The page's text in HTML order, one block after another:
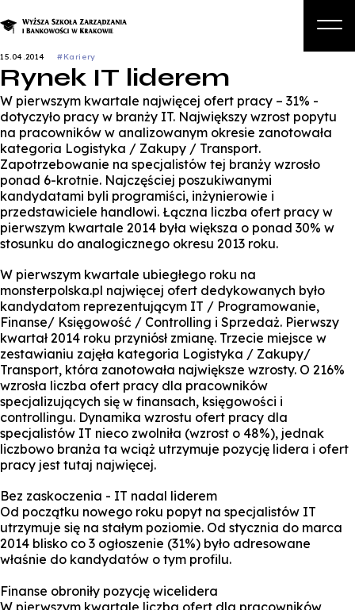
Studia
Studia podyplomowe i kursy
Student
Zapisz się na studia
15.04.2014 #Kariery
Rynek IT liderem
W pierwszym kwartale najwięcej ofert pracy – 31% -
dotyczyło pracy w branży IT. Największy wzrost popytu
na pracowników w analizowanym okresie zanotowała
kategoria Logistyka / Zakupy / Transport.
Zapotrzebowanie na specjalistów tej branży wzrosło
ponad 6-krotnie. Najczęściej poszukiwanymi
kandydatami byli programiści, inżynierowie i
przedstawiciele handlowi. Łączna liczba ofert pracy w
pierwszym kwartale 2014 była większa o ponad 30% w
stosunku do analogicznego okresu 2013 roku.
W pierwszym kwartale ubiegłego roku na
monsterpolska.pl najwięcej ofert dedykowanych było
kandydatom reprezentującym IT / Programowanie,
Finanse/ Księgowość / Controlling i Sprzedaż. Pierwszy
kwartał 2014 roku przyniósł zmianę. Trzecie miejsce w
zestawianiu zajęła kategoria Logistyka / Zakupy/
Transport, która zanotowała największe wzrosty. O 216%
wzrosła liczba ofert pracy dla pracowników
specjalizujących się w finansach, księgowości i
controllingu. Dynamika wzrostu ofert pracy dla
specjalistów IT nieco zwolniła (wzrost o 48%), jednak
liczbowo branża ta wciąż utrzymuje pozycję lidera i ofert
pracy jest tutaj najwięcej.
Bez zaskoczenia - IT nadal liderem
Od początku nowego roku popyt na specjalistów IT
utrzymuje się na stałym poziomie. Od stycznia do marca
2014 blisko co 3 ogłoszenie (31%) było adresowane
właśnie do kandydatów o tym profilu.
Finanse obroniły pozycję wicelidera
W pierwszym kwartale liczba ofert dla pracowników